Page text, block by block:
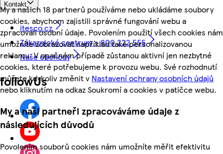
My a našich 18 partnerů používáme nebo ukládáme soubory
cookies, abychom zajistili správné fungování webu a
zpracovali osobní údaje. Povolením použití všech cookies nám
umožníte zobrazovat například také personalizovanou
reklamu. V opačném případě zůstanou aktivní jen nezbytné
cookies, které potřebujeme k provozu webu. Své rozhodnutí
můžete kdykoliv změnit v Nastavení ochrany osobních údajů
nebo kliknutím na odkaz Soukromí a cookies v patičce webu.
My a naši partneři zpracováváme údaje z
následujících důvodů
Povolením souborů cookies nám umožníte měřit efektivitu
Kontakt
itesco.cz
Zákaznické centrum - 800 222 555
Naše obchody
followUs